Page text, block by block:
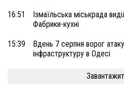
16:51
Ізмаїльська міськрада
Фабрики-кухні
15:39
Вдень 7 серпня ворог
інфраструктуру в Одесі